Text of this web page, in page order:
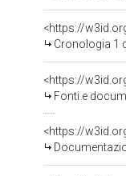
<https://
Cronologia 1
<https://
Fonti e